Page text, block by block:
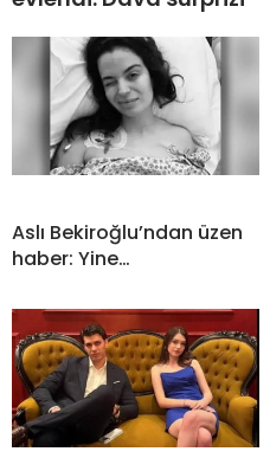
Aslı Bekiroğlu’ndan üzen
haber: Yine…